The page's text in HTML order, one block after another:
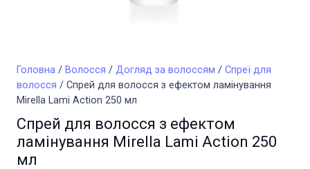
Головна / Волосся / Догляд за волоссям / Спреї для
волосся / Спрей для волосся з ефектом ламінування
Mirella Lami Action 250 мл
Спрей для волосся з ефектом
ламінування Mirella Lami Action 250
мл